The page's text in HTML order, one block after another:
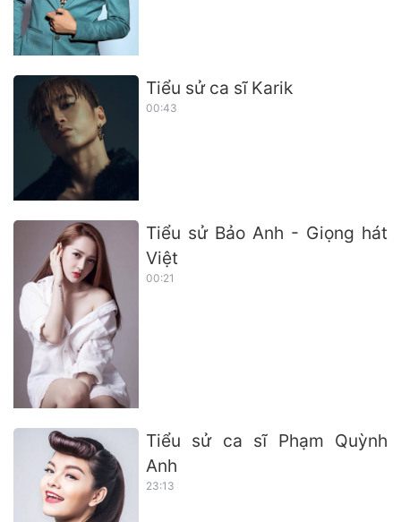
Tiểu sử ca sĩ Karik
00:43
Tiểu sử Bảo Anh - Giọng hát
Việt
00:21
Tiểu sử ca sĩ Phạm Quỳnh
Anh
23:13